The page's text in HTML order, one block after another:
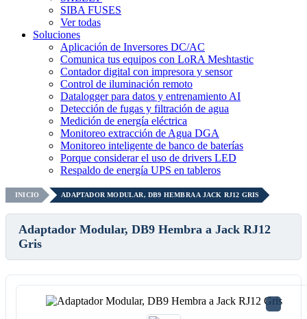
SIBA FUSES
Ver todas
Soluciones
Aplicación de Inversores DC/AC
Comunica tus equipos con LoRA Meshtastic
Contador digital con impresora y sensor
Control de iluminación remoto
Datalogger para datos y entrenamiento AI
Detección de fugas y filtración de agua
Medición de energía eléctrica
Monitoreo extracción de Agua DGA
Monitoreo inteligente de banco de baterías
Porque considerar el uso de drivers LED
Respaldo de energía UPS en tableros
INICIO ADAPTADOR MODULAR, DB9 HEMBRA A JACK RJ12 GRIS
Adaptador Modular, DB9 Hembra a Jack RJ12
Gris